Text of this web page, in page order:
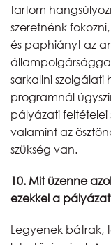
tartom
szeretnénk
és paphiányt az
sarkallni szolgálati
programnál
pályázati
valamint az
szükség van.
10. Mit üzenne
ezekkel a
Legyenek bátrak,